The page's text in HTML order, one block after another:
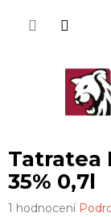
Tatratea
35% 0,7l
Průměrné
1 hodnocení